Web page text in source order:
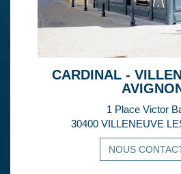
CARDINAL -
1 Place Victor
30400 VILLENEUVE
NOUS